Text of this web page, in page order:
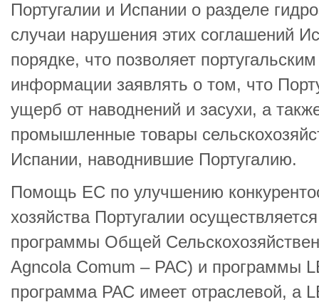
Португалии и Испании о разделе
случаи нарушения этих соглашений
порядке, что позволяет
информации заявлять о том, что
ущерб от наводнений и засухи, а
промышленные товары
Испании, наводнившие Португалию.
Помощь ЕС по улучшению
хозяйства Португалии
программы Общей
Agncola Comum – РАС) и программы
программа РАС имеет отраслевой, а